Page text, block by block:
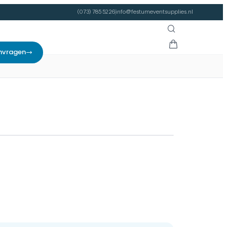
(073) 785 52 26info@festumeventsupplies.nl